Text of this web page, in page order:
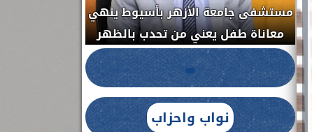
مستشفى جامعة الأزهر بأسيوط ينهي
معاناة طفل يعني من تحدب بالظهر
نواب واحزاب